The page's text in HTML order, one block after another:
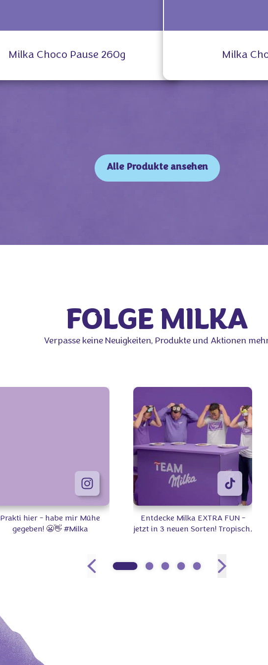
Milka Choco Pause 260g Milka
Alle Produkte ansehen
FOLGE MILKA
Verpasse keine Neuigkeiten, Produkte und Aktionen
Prakti hier - habe mir Mühe
gegeben! 😬👋 #Milka
Entdecke Milka EXTRA FUN -
jetzt in 3 neuen Sorten! Tropisch,